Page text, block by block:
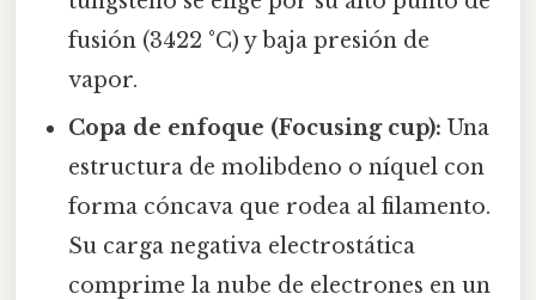
fusión (3422 °C) y baja presión de
vapor.
Copa de enfoque (Focusing cup): Una
estructura de molibdeno o níquel con
forma cóncava que rodea al filamento.
Su carga negativa electrostática
comprime la nube de electrones en un